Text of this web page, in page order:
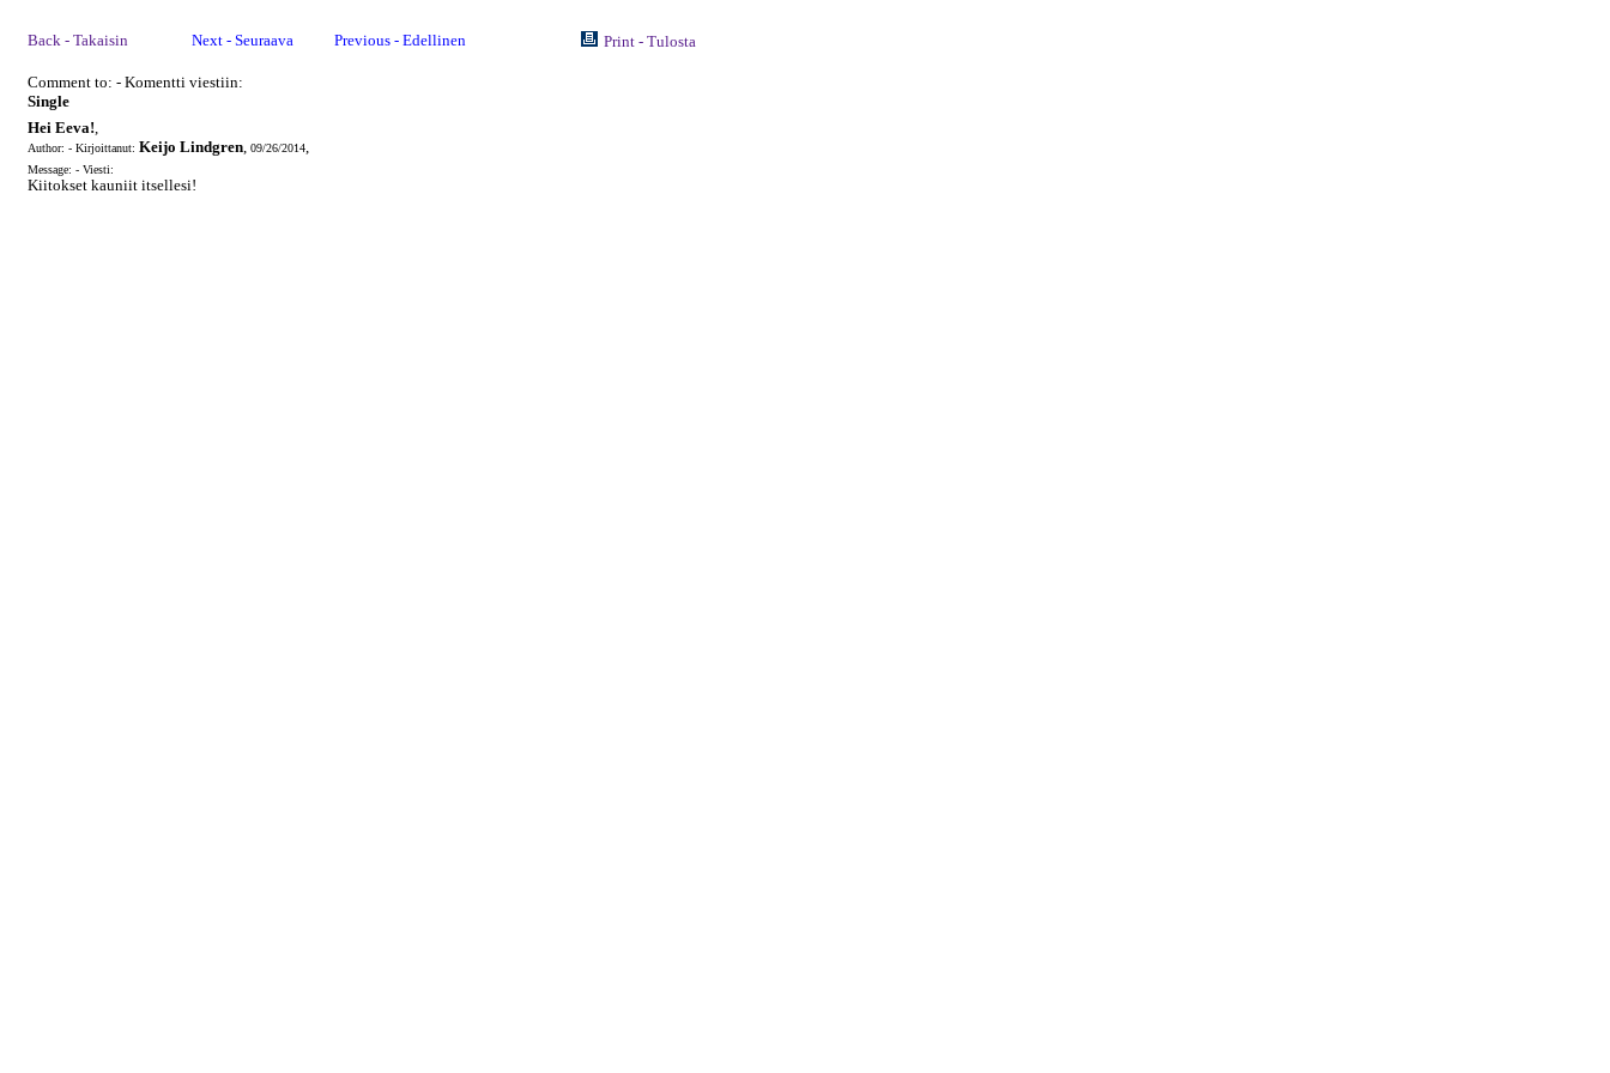
Back - Takaisin Next - Seuraava Previous - Edellinen Print - Tulosta
Comment to: - Komentti viestiin:
Single
Hei Eeva!,
Author: - Kirjoittanut: Keijo Lindgren, 09/26/2014,
Message: - Viesti:
Kiitokset kauniit itsellesi!